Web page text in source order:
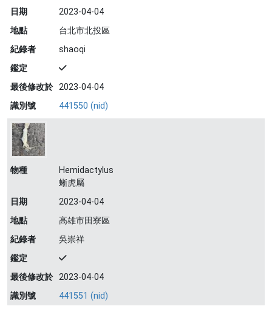
日期
2023-04-04
地點
台北市北投區
紀錄者
shaoqi
鑑定
最後修改於 2023-04-04
識別號
441550 (nid)
物種
Hemidactylus
蜥虎屬
日期
2023-04-04
地點
高雄市田寮區
紀錄者
吳崇祥
鑑定
最後修改於 2023-04-04
識別號
441551 (nid)